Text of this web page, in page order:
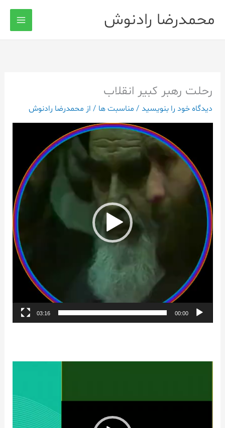
محمدرضا رادنوش
رحلت رهبر کبیر انقلاب
دیدگاه‌ خود را بنویسید / مناسبت ها / از محمدرضا رادنوش
00:00
03:16